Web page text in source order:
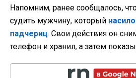
Напомним, ранее сообщалось,
судить мужчину, который
падчериц. Свои действия он
телефон и хранил, а затем